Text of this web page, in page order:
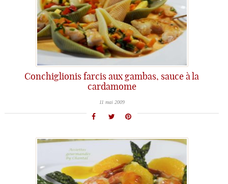
Conchiglionis farcis aux gambas, sauce à la
cardamome
11 mai 2009